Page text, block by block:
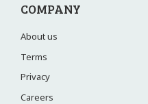
COMPANY
About us
Terms
Privacy
Careers